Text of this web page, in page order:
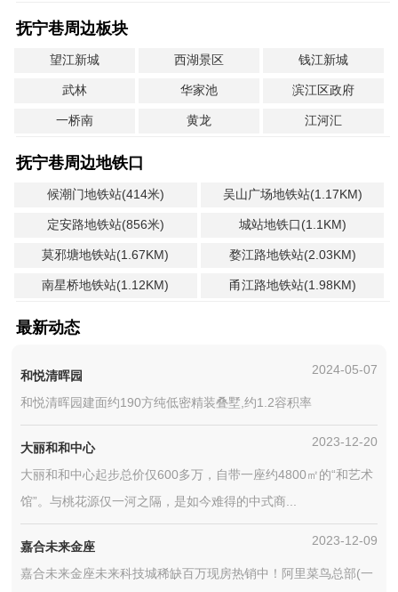
抚宁巷周边板块
望江新城 西湖景区 钱江新城
武林 华家池 滨江区政府
一桥南 黄龙 江河汇
抚宁巷周边地铁口
候潮门地铁站(414米) 吴山广场地铁站(1.17KM)
定安路地铁站(856米) 城站地铁口(1.1KM)
莫邪塘地铁站(1.67KM) 婺江路地铁站(2.03KM)
南星桥地铁站(1.12KM) 甬江路地铁站(1.98KM)
最新动态
和悦清晖园 2024-05-07
和悦清晖园建面约190方纯低密精装叠墅,约1.2容积率
大丽和和中心 2023-12-20
大丽和和中心起步总价仅600多万，自带一座约4800㎡的“和艺术
馆”。与桃花源仅一河之隔，是如今难得的中式商...
嘉合未来金座 2023-12-09
嘉合未来金座未来科技城稀缺百万现房热销中！阿里菜鸟总部(一